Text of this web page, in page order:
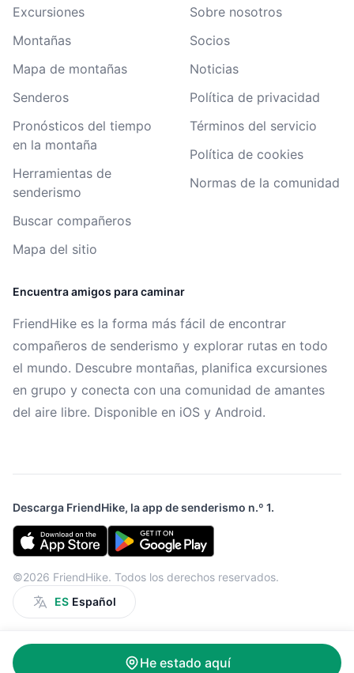
He estado aquí
Excursiones
Montañas
Mapa de montañas
Senderos
Pronósticos del tiempo
en la montaña
Herramientas de
senderismo
Buscar compañeros
Mapa del sitio
Sobre nosotros
Socios
Noticias
Política de privacidad
Términos del servicio
Política de cookies
Normas de la comunidad
Encuentra amigos para caminar
FriendHike es la forma más fácil de encontrar
compañeros de senderismo y explorar rutas en todo
el mundo. Descubre montañas, planifica excursiones
en grupo y conecta con una comunidad de amantes
del aire libre. Disponible en iOS y Android.
Descarga FriendHike, la app de senderismo n.º 1.
©2026 FriendHike. Todos los derechos reservados.
ES Español